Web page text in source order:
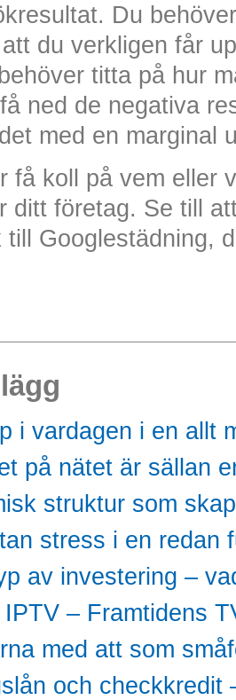
Du
du verkligen får
titta på hur
ned de negativa
med en marginal
få koll på vem eller
ditt företag. Se till
till Googlestädning,
i vardagen i en allt
på nätet är sällan
struktur som
stress i en redan
av investering –
– Framtidens
med att som
och checkkredit